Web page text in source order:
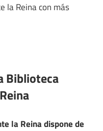
la Reina con más
Biblioteca
la Reina dispone de